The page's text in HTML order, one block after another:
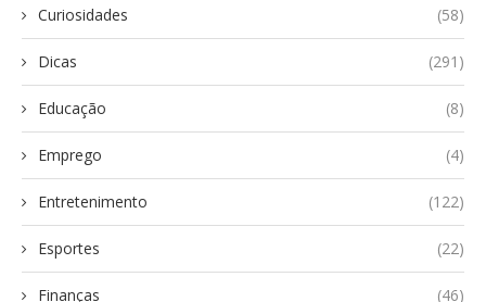
Curiosidades (58)
Dicas (291)
Educação (8)
Emprego (4)
Entretenimento (122)
Esportes (22)
Finanças (46)